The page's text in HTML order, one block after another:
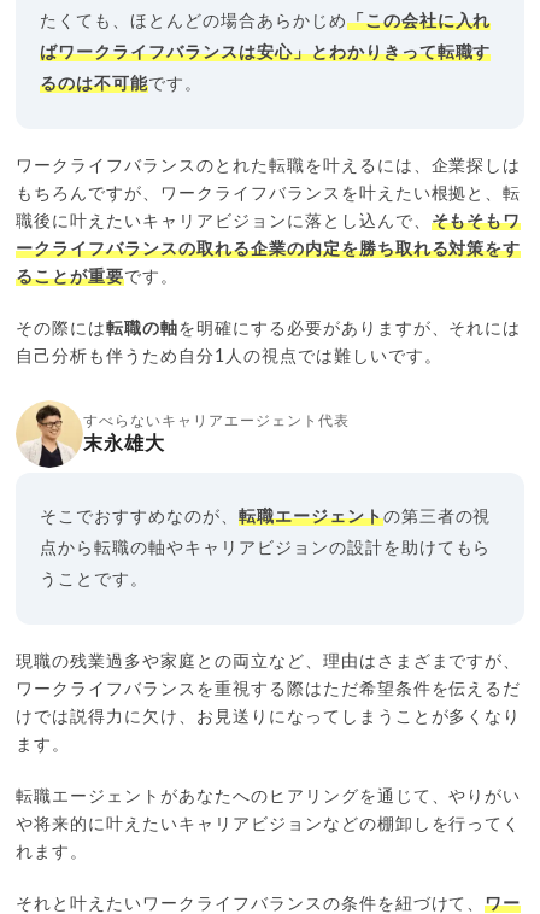
たくても、ほとんどの場合あらかじめ「この会社に入れ
ばワークライフバランスは安心」とわかりきって転職す
るのは不可能です。
ワークライフバランスのとれた転職を叶えるには、企業探しは
もちろんですが、ワークライフバランスを叶えたい根拠と、転
職後に叶えたいキャリアビジョンに落とし込んで、 そもそもワ
ークライフバランスの取れる企業の内定を勝ち取れる対策をす
ることが重要です。
その際には転職の軸を明確にする必要がありますが、それには
自己分析も伴うため自分1人の視点では難しいです。
すべらないキャリアエージェント代表
末永雄大
そこでおすすめなのが、 転職エージェントの第三者の視
点から転職の軸やキャリアビジョンの設計を助けてもら
うことです。
現職の残業過多や家庭との両立など、理由はさまざまですが、
ワークライフバランスを重視する際はただ希望条件を伝えるだ
けでは説得力に欠け、お見送りになってしまうことが多くなり
ます。
転職エージェントがあなたへのヒアリングを通じて、やりがい
や将来的に叶えたいキャリアビジョンなどの棚卸しを行ってく
れます。
それと叶えたいワークライフバランスの条件を紐づけて、ワー